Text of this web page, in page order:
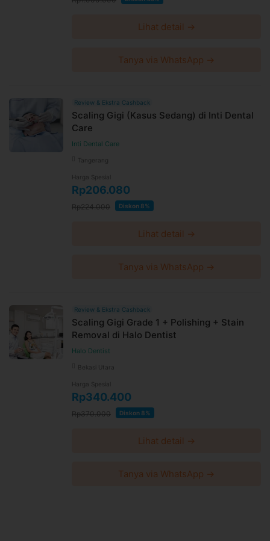
Harga paket sudah termasuk biaya administrasi, convenience
Lihat detail →
Tanya via WhatsApp →
Review & Ekstra Cashback
Scaling Gigi (Kasus Sedang) di Inti Dental
Care
Inti Dental Care
Tangerang
Harga Spesial
Rp206.080
Rp224.000 Diskon 8%
Lihat detail →
Tanya via WhatsApp →
Review & Ekstra Cashback
Scaling Gigi Grade 1 + Polishing + Stain
Removal di Halo Dentist
Halo Dentist
Bekasi Utara
Harga Spesial
Rp340.400
Rp370.000 Diskon 8%
Lihat detail →
Tanya via WhatsApp →